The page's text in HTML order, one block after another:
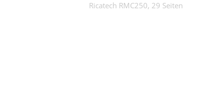
Ricatech RMC250, 29 Seiten